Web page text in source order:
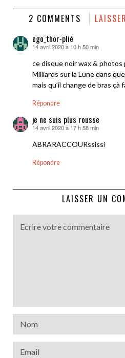
2 COMMENTS
ego_thor-plié
dit :
14 avril 2020 à 10 h 50 min
ce disque noir wax &
Milliards sur la Lune dans
mais qu’il change de bras çà
Répondre
je ne suis plus rousse
dit :
14 avril 2020 à 17 h 58 min
ABRARACCOURssissi
Répondre
LAISSER UN